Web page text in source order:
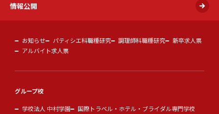
情報公開
お知らせ パティシエ科職種研究 調理師科職種研究
新卒求人票
アルバイト求人票
グループ校
学校法人 中村学園
国際トラベル・ホテル・ブライダル専門学校